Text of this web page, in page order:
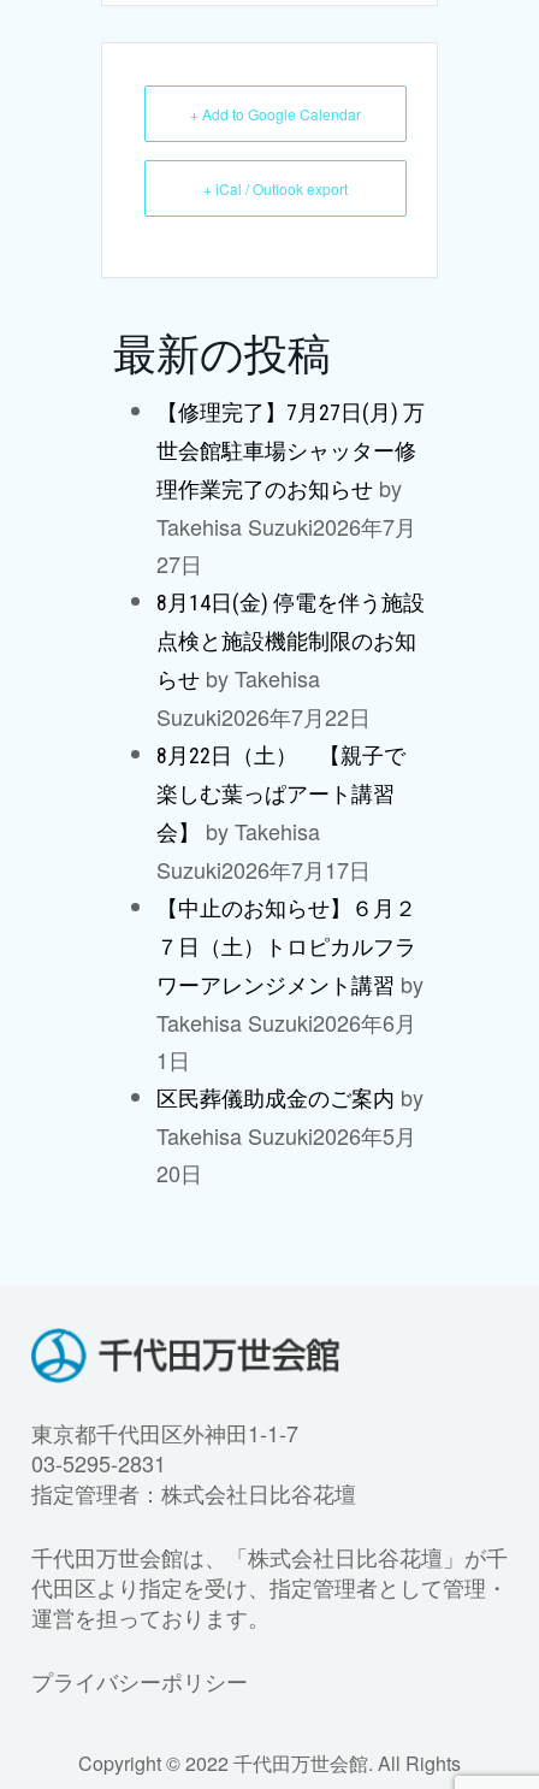
+ Add to Google Calendar
+ iCal / Outlook export
最新の投稿
【修理完了】7月27日(月) 万
世会館駐車場シャッター修
理作業完了のお知らせ by
Takehisa Suzuki2026年7月
27日
8月14日(金) 停電を伴う施設
点検と施設機能制限のお知
らせ by Takehisa
Suzuki2026年7月22日
8月22日（土） 【親子で
楽しむ葉っぱアート講習
会】
by Takehisa
Suzuki2026年7月17日
【中止のお知らせ】６月２
７日（土）トロピカルフラ
ワーアレンジメント講習 by
Takehisa Suzuki2026年6月
1日
区民葬儀助成金のご案内 by
Takehisa Suzuki2026年5月
20日
東京都千代田区外神田1-1-7
03-5295-2831
指定管理者：株式会社日比谷花壇
千代田万世会館は、「株式会社日比谷花壇」が千
代田区より指定を受け、指定管理者として管理・
運営を担っております。
プライバシーポリシー
Copyright © 2022 千代田万世会館. All Rights